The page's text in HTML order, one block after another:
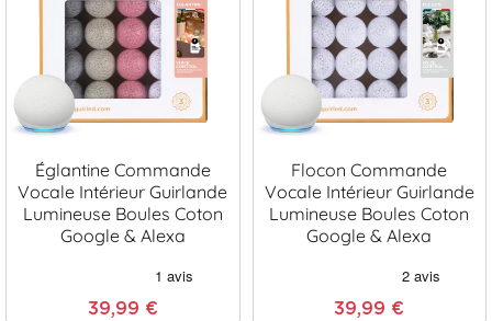
Églantine Commande
Vocale Intérieur Guirlande
Lumineuse Boules Coton
Google & Alexa
39,99 €
Flocon Commande
Vocale Intérieur Guirlande
Lumineuse Boules Coton
Google & Alexa
39,99 €